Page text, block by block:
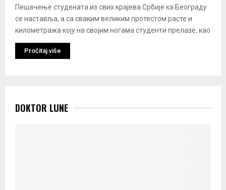
Пешачење студената из свих крајева Србије ка Београду
се наставља, а са сваким великим протестом расте и
километража коју на својим ногама студенти прелазе, као
Pročitaj više
DOKTOR LUNE